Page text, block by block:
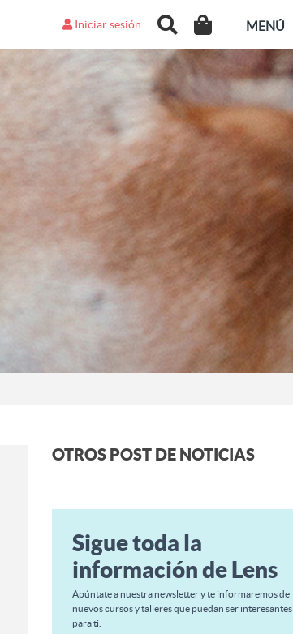
Iniciar sesión MENÚ
OTROS POST DE NOTICIAS
Sigue toda la
información de Lens
Apúntate a nuestra newsletter y te informaremos de
nuevos cursos y talleres que puedan ser interesantes
para ti.